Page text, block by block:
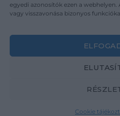
egyedi azonosítók ezen a webhelyen.
vagy visszavonása bizonyos
Cookie
Copyright 2026 ©